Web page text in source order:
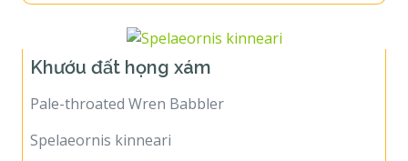
Khướu đất họng xám
Pale-throated Wren Babbler
Spelaeornis kinneari